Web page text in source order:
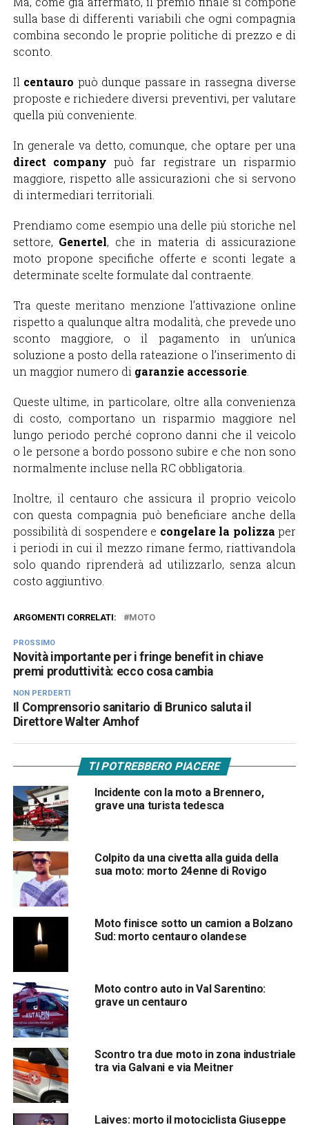
sulla base di differenti variabili che ogni compagnia
combina secondo le proprie politiche di prezzo e di
sconto.
Il centauro può dunque passare in rassegna diverse
proposte e richiedere diversi preventivi, per valutare
quella più conveniente.
In generale va detto, comunque, che optare per una
direct company può far registrare un risparmio
maggiore, rispetto alle assicurazioni che si servono
di intermediari territoriali.
Prendiamo come esempio una delle più storiche nel
settore, Genertel, che in materia di assicurazione
moto propone specifiche offerte e sconti legate a
determinate scelte formulate dal contraente.
Tra queste meritano menzione l’attivazione online
rispetto a qualunque altra modalità, che prevede uno
sconto maggiore, o il pagamento in un’unica
soluzione a posto della rateazione o l’inserimento di
un maggior numero di garanzie accessorie.
Queste ultime, in particolare, oltre alla convenienza
di costo, comportano un risparmio maggiore nel
lungo periodo perché coprono danni che il veicolo
o le persone a bordo possono subire e che non sono
normalmente incluse nella RC obbligatoria.
Inoltre, il centauro che assicura il proprio veicolo
con questa compagnia può beneficiare anche della
possibilità di sospendere e congelare la polizza per
i periodi in cui il mezzo rimane fermo, riattivandola
solo quando riprenderà ad utilizzarlo, senza alcun
costo aggiuntivo.
ARGOMENTI CORRELATI: MOTO
PROSSIMO
Novità importante per i fringe benefit in chiave
premi produttività: ecco cosa cambia
NON PERDERTI
Il Comprensorio sanitario di Brunico saluta il
Direttore Walter Amhof
TI POTREBBERO PIACERE
Incidente con la moto a Brennero,
grave una turista tedesca
Colpito da una civetta alla guida della
sua moto: morto 24enne di Rovigo
Moto finisce sotto un camion a Bolzano
Sud: morto centauro olandese
Moto contro auto in Val Sarentino:
grave un centauro
Scontro tra due moto in zona industriale
tra via Galvani e via Meitner
Laives: morto il motociclista Giuseppe